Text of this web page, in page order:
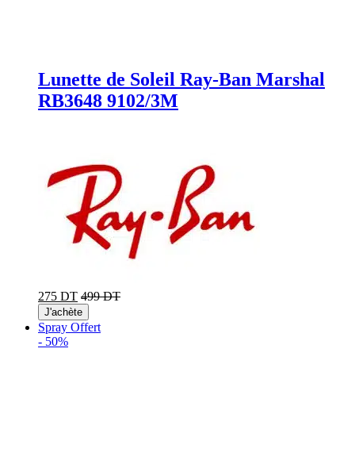
Lunette de Soleil Ray-Ban Marshal
RB3648 9102/3M
275 DT 499 DT
J'achète
Spray Offert
- 50%